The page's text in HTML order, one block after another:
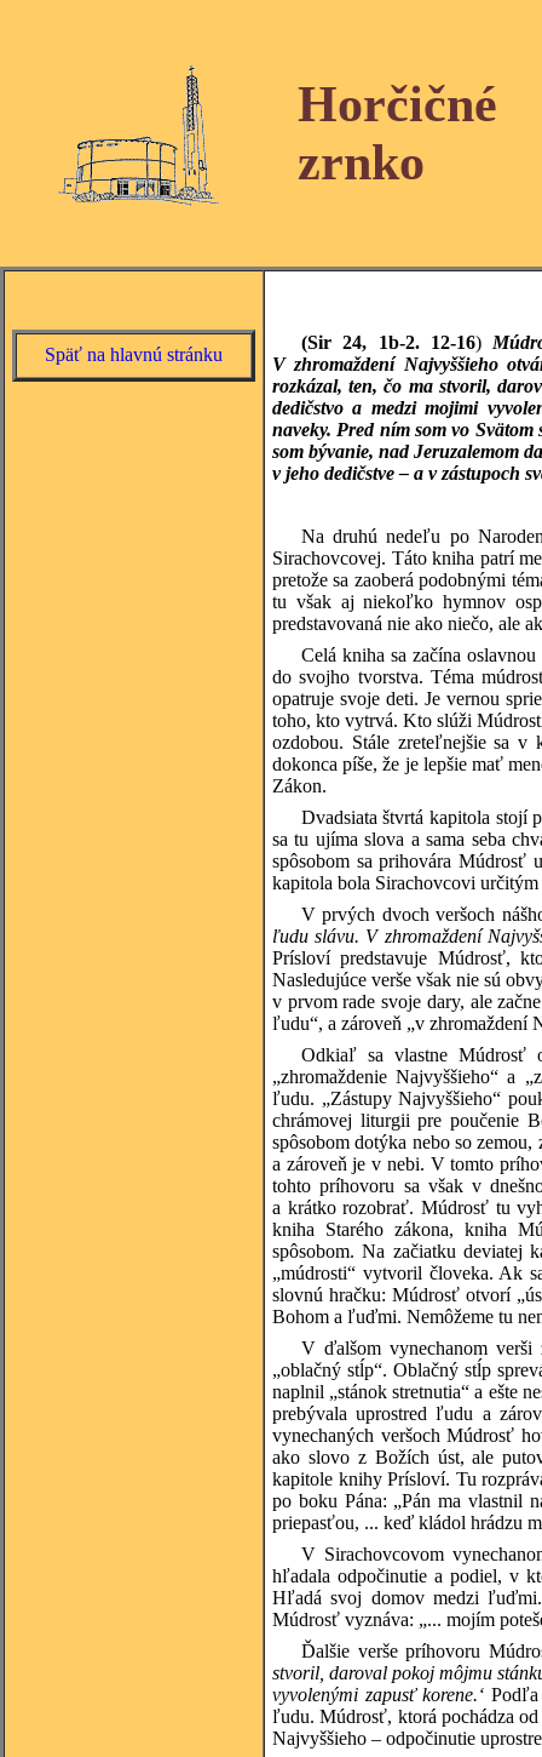
Horčičné
zrnko
Späť na hlavnú stránku
(Sir 24, 1b-2. 12-16)
V zhromaždení Najvyššieho
rozkázal, ten, čo ma stvoril,
dedičstvo a medzi mojimi
naveky. Pred ním som vo
som bývanie, nad Jeruzalemom
v jeho dedičstve – a v zástupoch
Na druhú nedeľu po
Sirachovcovej. Táto kniha patrí
pretože sa zaoberá podobnými
tu však aj niekoľko hymnov
predstavovaná nie ako niečo, ale
Celá kniha sa začína
do svojho tvorstva. Téma
opatruje svoje deti. Je vernou
toho, kto vytrvá. Kto slúži
ozdobou. Stále zreteľnejšie sa v
dokonca píše, že je lepšie mať
Zákon.
Dvadsiata štvrtá kapitola stojí
sa tu ujíma slova a sama seba
spôsobom sa prihovára Múdrosť
kapitola bola Sirachovcovi určitým
V prvých dvoch veršoch
ľudu slávu. V zhromaždení
Prísloví predstavuje Múdrosť,
Nasledujúce verše však nie sú
v prvom rade svoje dary, ale
ľudu“, a zároveň „v zhromaždení
Odkiaľ sa vlastne Múdrosť
„zhromaždenie Najvyššieho“ a
ľudu. „Zástupy Najvyššieho“
chrámovej liturgii pre poučenie
spôsobom dotýka nebo so
a zároveň je v nebi. V tomto
tohto príhovoru sa však v
a krátko rozobrať. Múdrosť tu
kniha Starého zákona, kniha
spôsobom. Na začiatku deviatej
„múdrosti“ vytvoril človeka. Ak
slovnú hračku: Múdrosť otvorí
Bohom a ľuďmi. Nemôžeme tu
V ďalšom vynechanom
„oblačný stĺp“. Oblačný stĺp
naplnil „stánok stretnutia“ a ešte
prebývala uprostred ľudu a
vynechaných veršoch Múdrosť
ako slovo z Božích úst, ale
kapitole knihy Prísloví. Tu
po boku Pána: „Pán ma vlastnil
priepasťou, ... keď kládol hrádzu
V Sirachovcovom
hľadala odpočinutie a podiel, v
Hľadá svoj domov medzi
Múdrosť vyznáva: „... mojím
Ďalšie verše príhovoru
stvoril, daroval pokoj môjmu
vyvolenými zapusť korene.‘ Podľa
ľudu. Múdrosť, ktorá pochádza od
Najvyššieho – odpočinutie